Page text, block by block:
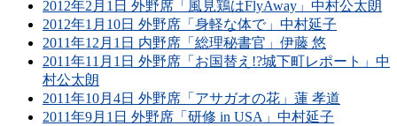
2012年2月1日 外野席「風見鶏はFlyAway」中村公太朗
2012年1月10日 外野席「身軽な体で」中村延子
2011年12月1日 内野席「総理秘書官」伊藤 悠
2011年11月1日 外野席「お国替え!?城下町レポート」中
村公太朗
2011年10月4日 外野席「アサガオの花」蓮 孝道
2011年9月1日 外野席「研修 in USA」中村延子